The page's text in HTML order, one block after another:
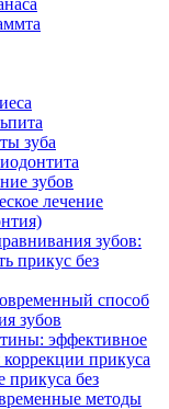
зуба
зубов
лечение
зубов:
прикус без
способ
зубов
эффективное
прикуса
прикуса без
методы